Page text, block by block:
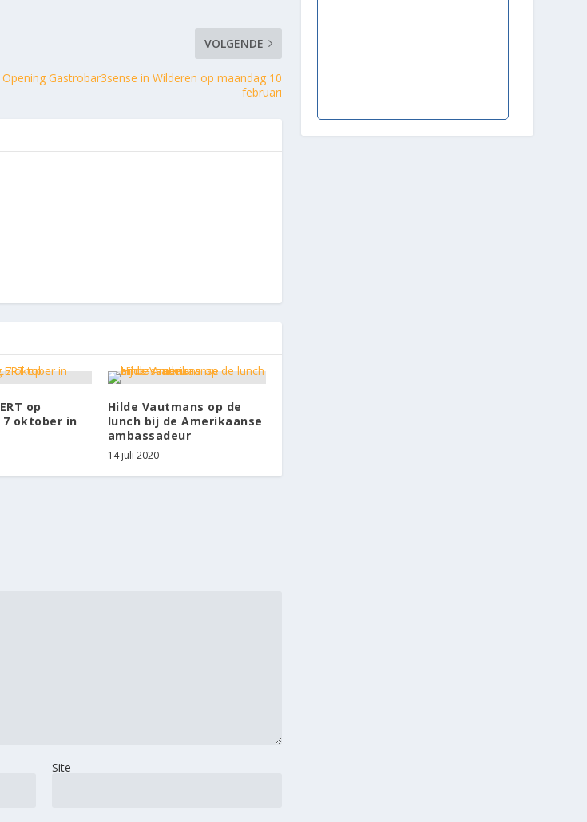
VOLGENDE
Opening Gastrobar3sense in Wilderen op maandag 10
februari
op
7 oktober in
Hilde Vautmans op de
lunch bij de Amerikaanse
ambassadeur
14 juli 2020
Site